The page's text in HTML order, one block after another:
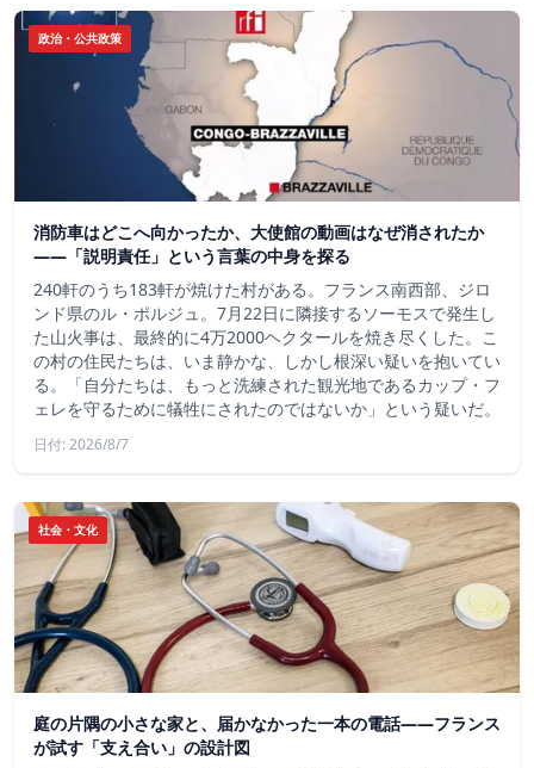
政治・公共政策
消防車はどこへ向かったか、大使館の動画はなぜ消されたか
——「説明責任」という言葉の中身を探る
240軒のうち183軒が焼けた村がある。フランス南西部、ジロ
ンド県のル・ポルジュ。7月22日に隣接するソーモスで発生し
た山火事は、最終的に4万2000ヘクタールを焼き尽くした。こ
の村の住民たちは、いま静かな、しかし根深い疑いを抱いてい
る。「自分たちは、もっと洗練された観光地であるカップ・フ
ェレを守るために犠牲にされたのではないか」という疑いだ。
日付: 2026/8/7
社会・文化
庭の片隅の小さな家と、届かなかった一本の電話——フランス
が試す「支え合い」の設計図